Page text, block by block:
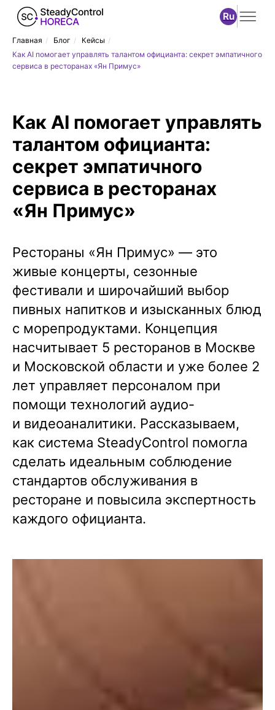
Главная / Блог / Кейсы /
Как AI помогает управлять талантом официанта: секрет эмпатичного
сервиса в ресторанах «Ян Примус»
Как AI помогает управлять
талантом официанта:
секрет эмпатичного
сервиса в ресторанах
«Ян Примус»
Рестораны «Ян Примус» — это
живые концерты, сезонные
фестивали и широчайший выбор
пивных напитков и изысканных блюд
с морепродуктами. Концепция
насчитывает 5 ресторанов в Москве
и Московской области и уже более 2
лет управляет персоналом при
помощи технологий аудио-
и видеоаналитики. Рассказываем,
как система SteadyControl помогла
сделать идеальным соблюдение
стандартов обслуживания в
ресторане и повысила экспертность
каждого официанта.